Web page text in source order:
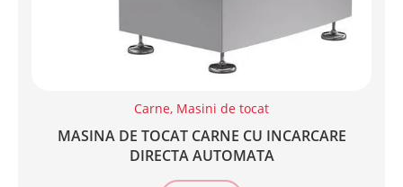
Carne, Masini de tocat
MASINA DE TOCAT CARNE CU INCARCARE
DIRECTA AUTOMATA